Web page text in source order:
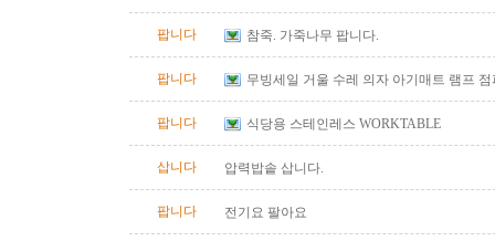
팝니다
참죽. 가죽나무 팝니다.
팝니다 무빙세일 거울 수레 의자 아기매트 램프
팝니다 식당용 스테인레스 WORKTABLE
삽니다 압력밥솥 삽니다.
팝니다 전기요 팔아요